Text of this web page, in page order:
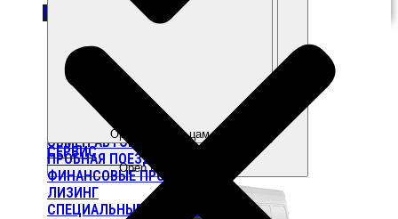
ПРОЛОЖИТЬ МАРШРУТ
Open Модельный ряд
Open Покупателям
ОБМЕН АВТОМОБИЛЯ
ПРОБНАЯ ПОЕЗДКА
ФИНАНСОВЫЕ ПРОГРАММЫ
ЛИЗИНГ
СПЕЦИАЛЬНЫЕ ПРЕДЛОЖЕНИЯ
Open Владельцам
СЕРВИС